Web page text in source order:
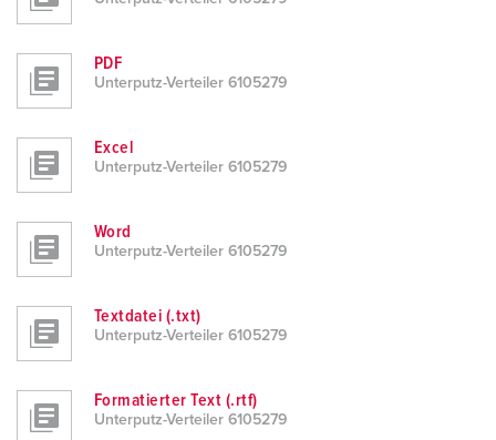
PDF
Unterputz-Verteiler 6105279
Excel
Unterputz-Verteiler 6105279
Word
Unterputz-Verteiler 6105279
Textdatei (.txt)
Unterputz-Verteiler 6105279
Formatierter Text (.rtf)
Unterputz-Verteiler 6105279